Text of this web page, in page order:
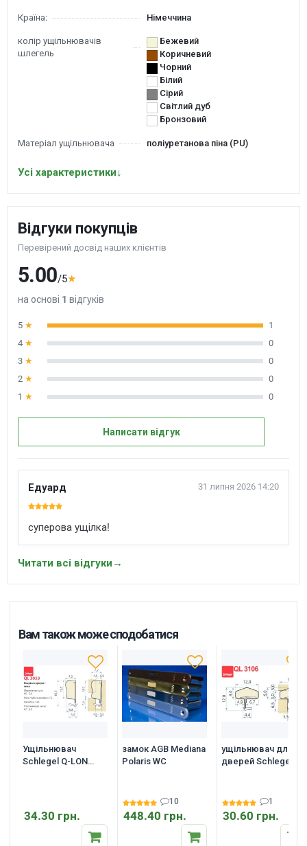
Країна: Німеччина
колір ущільнювачів
шлегель
Бежевий
Коричневий
Чорний
Білий
Сірий
Світлий дуб
Бронзовий
Матеріал ущільнювача поліуретанова піна (PU)
Усі характеристики↓
Відгуки покупців
Перевірений досвід наших клієнтів
5.00/5★
на основі 1 відгуків
5 ★
1
4 ★
0
3 ★
0
2 ★
0
1 ★ 0
Написати відгук
Едуард 31 липня 2026 14:20
суперова ущілка!
Читати всі відгуки →
Вам також може сподобатися
Ущільнювач
Schlegel Q-LON
34.30 грн.
замок AGB Mediana
Polaris WC
448.40 грн.
10
ущільнювач для
дверей Schlegel Q-
30.60 грн.
1